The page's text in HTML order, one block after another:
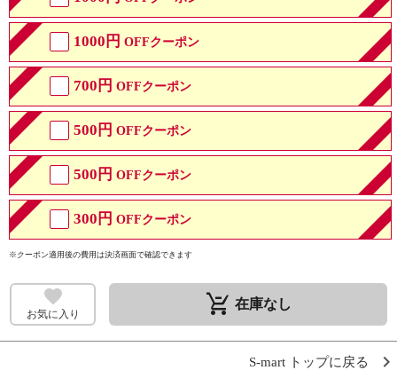
1000円 OFFクーポン
700円 OFFクーポン
500円 OFFクーポン
500円 OFFクーポン
300円 OFFクーポン
※クーポン適用後の費用は決済画面で確認できます
お気に入り remove_shopping_cart 在庫なし
S-mart トップに戻る